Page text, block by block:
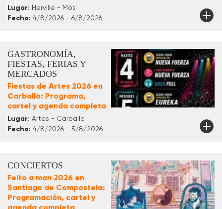
Lugar: Herville - Mos
Fecha: 4/8/2026 - 6/8/2026
GASTRONOMÍA,
FIESTAS, FERIAS Y
MERCADOS
Fiestas de Artes 2026 en
Carballo: Programa,
cartel y agenda completa
Lugar: Artes - Carballo
Fecha: 4/8/2026 - 5/8/2026
CONCIERTOS
Feito a man 2026 en
Santiago de Compostela:
Programación, cartel y
agenda completa